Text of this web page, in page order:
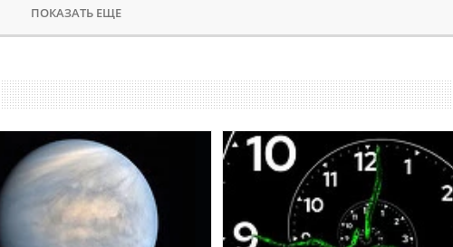
ПОКАЗАТЬ ЕЩЕ